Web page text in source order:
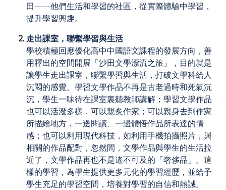
田——他們生活和學習的社區，從實際體驗中學習，
提升學習興趣。
走出課室，聯繫學習與生活
學校積極回應優化高中中國語文課程的發展方向，善
用釋出的空間開展「沙田文學漂流之旅」，目的就是
讓學生走出課室，聯繫學習與生活，打破文學科給人
沉悶的感覺。學習文學作品不再是古老過時和死氣沉
沉，學生一味待在課室裏聽教師講解；學習文學作品
也可以活潑多樣，可以親炙作家；可以親身去到作家
所描繪地方，一邊閱讀、一邊體悟作品所表達的情
感；也可以利用現代科技，如利用手機拍攝照片，與
相關的作品配對，忽然間，文學作品與學生的生活拉
近了，文學作品再也不是遙不可及的「奢侈品」。這
樣的學習，為學生提供更多元化的學習經歷，並給予
學生充足的學習空間，培養對學習的自信和熱誠。